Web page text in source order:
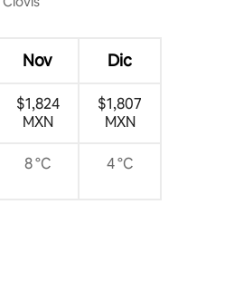
Nov Dic
$1,824
MXN
$1,807
MXN
8 °C 4 °C